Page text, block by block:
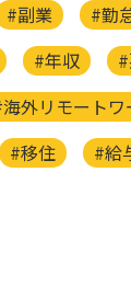
#副業 #勤
#年収
外リモートワ
#移住 #給